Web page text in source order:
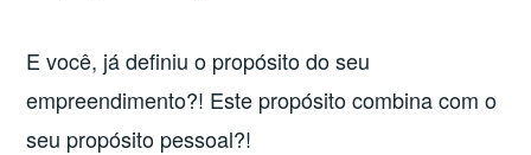
E você, já definiu o propósito do seu
empreendimento?! Este propósito combina com o
seu propósito pessoal?!